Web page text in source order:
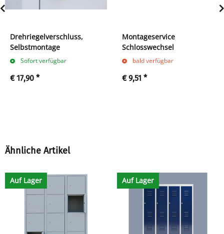
Drehriegelverschluss,
Selbstmontage
Sofort verfügbar
€ 17,90 *
Montageservice
Schlosswechsel
bald verfügbar
€ 9,51 *
Ähnliche Artikel
Auf Lager Auf Lager